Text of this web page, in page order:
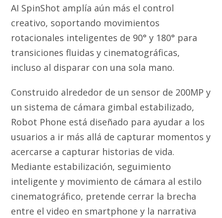
AI SpinShot amplía aún más el control
creativo, soportando movimientos
rotacionales inteligentes de 90° y 180° para
transiciones fluidas y cinematográficas,
incluso al disparar con una sola mano.
Construido alrededor de un sensor de 200MP y
un sistema de cámara gimbal estabilizado,
Robot Phone está diseñado para ayudar a los
usuarios a ir más allá de capturar momentos y
acercarse a capturar historias de vida.
Mediante estabilización, seguimiento
inteligente y movimiento de cámara al estilo
cinematográfico, pretende cerrar la brecha
entre el video en smartphone y la narrativa